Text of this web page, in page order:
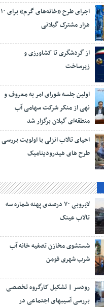
اجرای طرح «خانه‌های گرم» برای ۱۰
هزار مشترک گیلانی
از گردشگری تا کشاورزی و
زیرساخت
اولین جلسه شورای امر به معروف و
نهی از منکر شرکت سهامی آب
منطقه‌ای گیلان برگزار شد
احیای تالاب انزلی با اولویت بررسی
طرح های هیدرودینامیک
لایروبی ۷۰ درصدی پهنه شماره سه
تالاب عینک
شستشوی مخازن تصفیه خانه آب
شرب شهری فومن
رودسر | تشکیل کارگروه تخصصی
بررسی آسیبهای اجتماعی در